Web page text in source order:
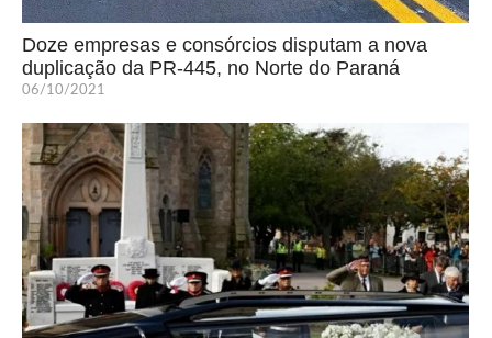
Doze empresas e consórcios disputam a nova
duplicação da PR-445, no Norte do Paraná
06/10/2021